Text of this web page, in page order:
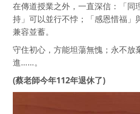
在傳道授業之外，一直深信：「同
持」可以並行不悖；「感恩惜福」
兼容並蓄。
守住初心，方能坦蕩無愧；永不放
進……。
(蔡老師今年112年退休了)